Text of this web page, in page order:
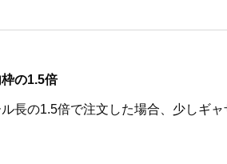
の1.5倍
ル長の1.5倍で注文した場合、少しギャ